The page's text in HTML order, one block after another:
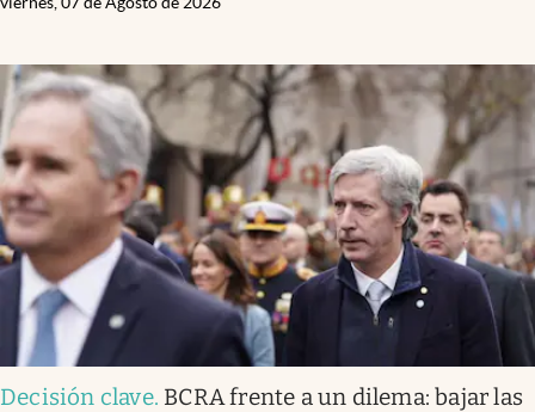
Decisión clave. BCRA frente a un dilema: bajar las